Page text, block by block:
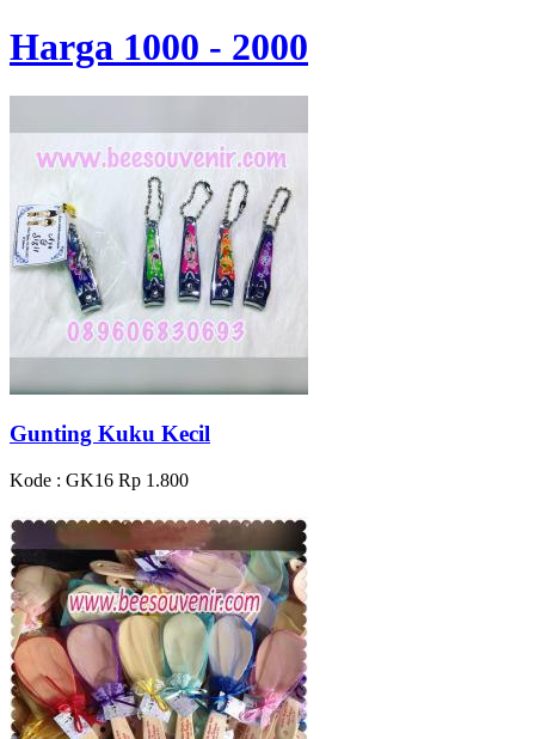
Harga 1000 - 2000
Gunting Kuku Kecil
Kode : GK16 Rp 1.800